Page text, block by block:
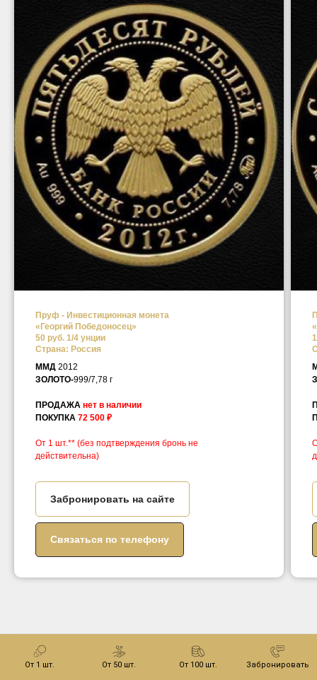
От 1 шт. От 50 шт. От 100 шт. Забронировать
Пруф - Инвестиционная монета
«Георгий Победоносец»
50 руб. 1/4 унции
Страна: Россия
ММД 2012
ЗОЛОТО-999/7,78 г
ПРОДАЖА нет в наличии
ПОКУПКА 72 500 ₽
От 1 шт.** (без подтверждения бронь не
действительна)
Забронировать на сайте
Связаться по телефону
Инвестиционные монеты